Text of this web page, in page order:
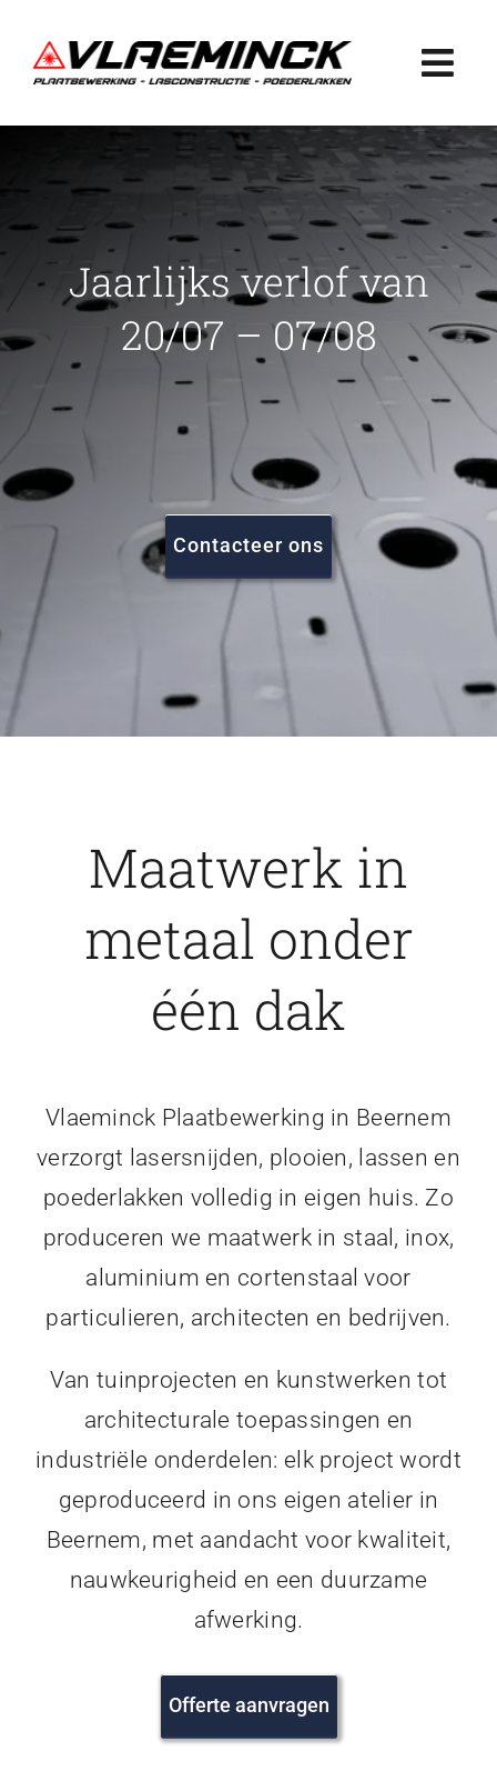
naar
inhoud
Plaatbewerking
Lasconstructie
Poederlakken
Projecten
FAQ
Vacatures
Jaarlijks verlof van
20/07 – 07/08
Contacteer ons
Maatwerk in
metaal onder
één dak
Vlaeminck Plaatbewerking in Beernem
verzorgt lasersnijden, plooien, lassen en
poederlakken volledig in eigen huis. Zo
produceren we maatwerk in staal, inox,
aluminium en cortenstaal voor
particulieren, architecten en bedrijven.
Van tuinprojecten en kunstwerken tot
architecturale toepassingen en
industriële onderdelen: elk project wordt
geproduceerd in ons eigen atelier in
Beernem, met aandacht voor kwaliteit,
nauwkeurigheid en een duurzame
afwerking.
Offerte aanvragen